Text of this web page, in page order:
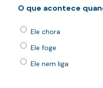
O que acontece
Ele chora
Ele foge
Ele nem liga